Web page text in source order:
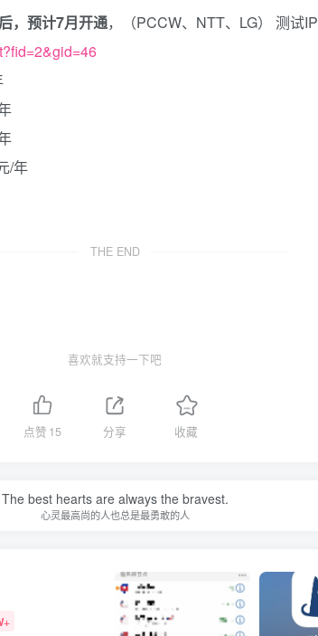
，预计7月开通，（PCCW、NTT、LG） 测试
/年
THE END
喜欢就支持一下吧
点赞 15 分享 收藏
The best hearts are always the bravest.
心灵最高尚的人也总是最勇敢的人